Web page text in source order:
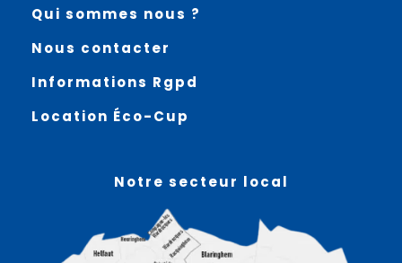
Qui sommes nous ?
Nous contacter
Informations Rgpd
Location Éco-Cup
Notre secteur local